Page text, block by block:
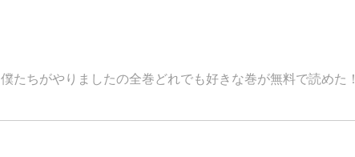
僕たちがやりましたの全巻どれでも好きな巻が無料で読めた！